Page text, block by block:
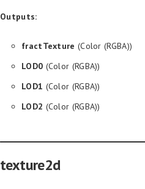
Outputs:
fractTexture (Color (RGBA))
LOD0 (Color (RGBA))
LOD1 (Color (RGBA))
LOD2 (Color (RGBA))
texture2d